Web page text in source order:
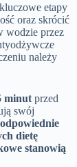
etapy
oraz skrócić
wodzie przez
należy
minut przed
swój
dietę
stanowią